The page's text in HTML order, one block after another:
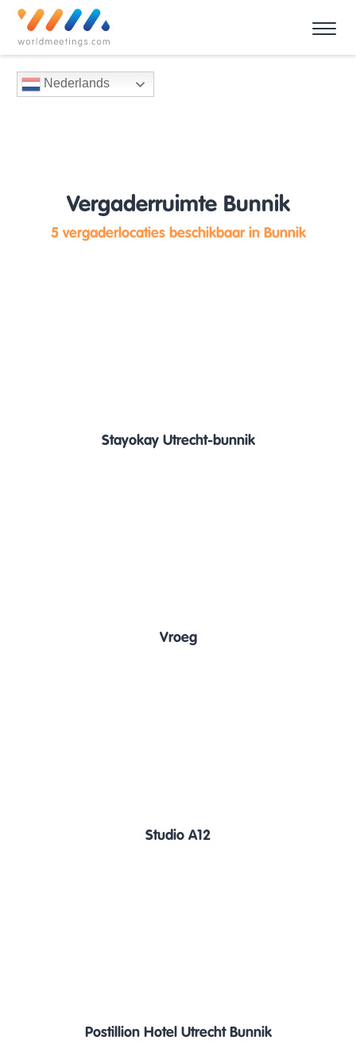
Nederlands
Vergaderruimte Bunnik
5 vergaderlocaties beschikbaar in Bunnik
Stayokay Utrecht-bunnik
Vroeg
Studio A12
Postillion Hotel Utrecht Bunnik